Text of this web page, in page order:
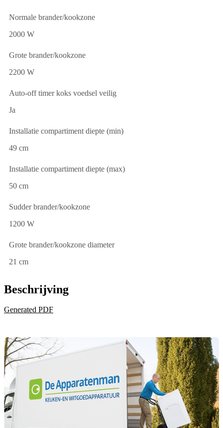
Normale brander/kookzone
2000 W
Grote brander/kookzone
2200 W
Auto-off timer koks voedsel veilig
Ja
Installatie compartiment diepte (min)
49 cm
Installatie compartiment diepte (max)
50 cm
Sudder brander/kookzone
1200 W
Grote brander/kookzone diameter
21 cm
Beschrijving
Generated PDF